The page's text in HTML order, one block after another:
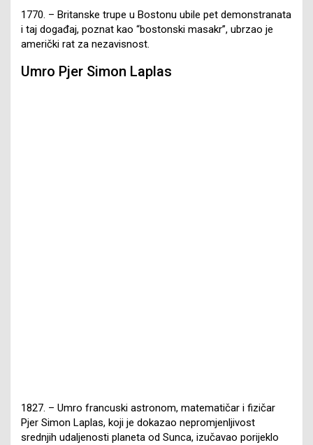
1770. – Britanske trupe u Bostonu ubile pet demonstranata
i taj događaj, poznat kao “bostonski masakr”, ubrzao je
američki rat za nezavisnost.
Umro Pjer Simon Laplas
1827. – Umro francuski astronom, matematičar i fizičar
Pjer Simon Laplas, koji je dokazao nepromjenljivost
srednjih udaljenosti planeta od Sunca, izučavao porijeklo